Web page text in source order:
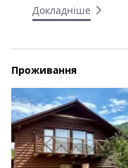
Докладніше
Проживання